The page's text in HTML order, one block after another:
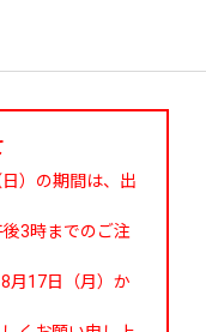
）の期間は、出
3時までのご注
月17日（月）か